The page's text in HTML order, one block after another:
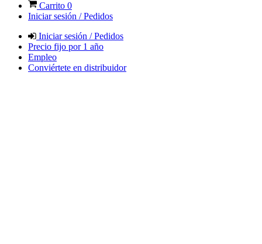
Carrito 0
Iniciar sesión / Pedidos
Iniciar sesión / Pedidos
Precio fijo por 1 año
Empleo
Conviértete en distribuidor